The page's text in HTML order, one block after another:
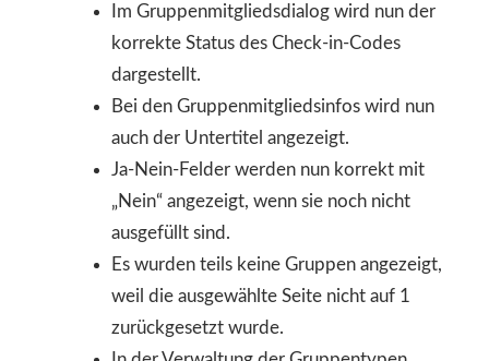
Im Gruppenmitgliedsdialog wird nun der
korrekte Status des Check-in-Codes
dargestellt.
Bei den Gruppenmitgliedsinfos wird nun
auch der Untertitel angezeigt.
Ja-Nein-Felder werden nun korrekt mit
„Nein“ angezeigt, wenn sie noch nicht
ausgefüllt sind.
Es wurden teils keine Gruppen angezeigt,
weil die ausgewählte Seite nicht auf 1
zurückgesetzt wurde.